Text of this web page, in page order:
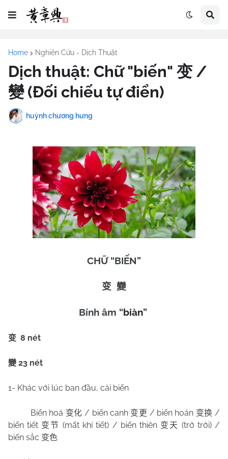
Home Nghiên Cứu - Dịch Thuật
Dịch thuật: Chữ "biến" 变 /
變 (Đối chiếu tự điển)
huỳnh chương hưng
CHỮ “BIẾN”
变 變
Bính âm “biàn”
变 8 nét
變 23 nét
1- Khác với lúc ban đầu, cải biến
Biến hoá 变化 / biến canh 变更 / biến hoán 变换 /
biến tiết 变节 (mất khí tiết) / biến thiên 变天 (trở trời) /
biến sắc 变色